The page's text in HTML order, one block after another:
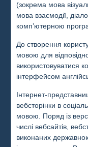
(зокрема мова
мова взаємодії,
комп’ютерною
До створення
мовою для
використовуватися
інтерфейсом
Інтернет-
вебсторінки в
мовою. Поряд із
числі вебсайтів,
виконаних